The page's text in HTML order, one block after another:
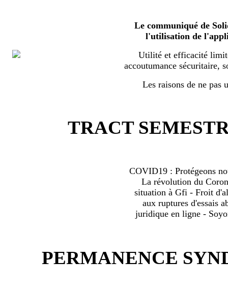
Le communiqué de
l'utilisation de
Utilité et efficacité
accoutumance sécuritaire,
Les raisons de ne pas
TRACT
COVID19 : Protégeons
La révolution du
situation à Gfi - Froit
aux ruptures d'essais
juridique en ligne -
PERMANENCE